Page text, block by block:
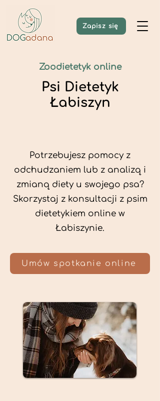
Zapisz się
Zoodietetyk online
Psi Dietetyk
Łabiszyn
Potrzebujesz pomocy z
odchudzaniem lub z analizą i
zmianą diety u swojego psa?
Skorzystaj z konsultacji z psim
dietetykiem online w
Łabiszynie.
Umów spotkanie online